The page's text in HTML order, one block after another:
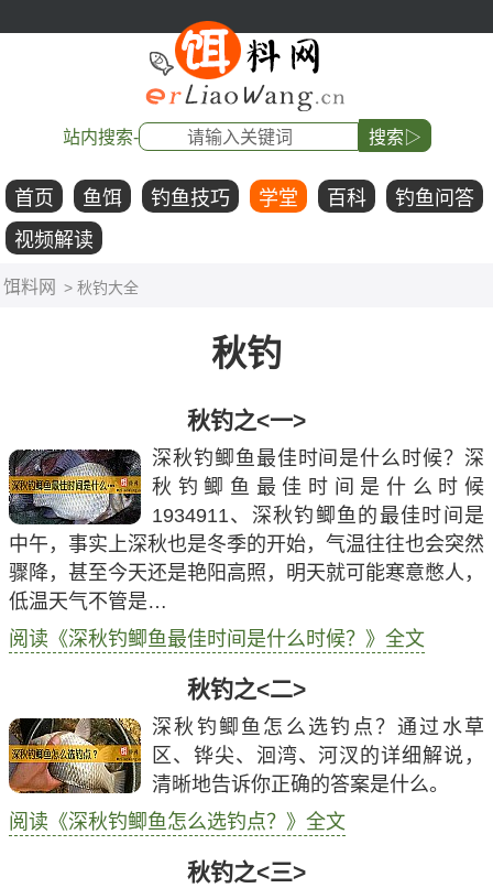
站内搜索- 搜索▷
首页 鱼饵 钓鱼技巧 学堂 百科
钓鱼问答
视频解读
饵料网 > 秋钓大全
秋钓
秋钓之<一>
深秋钓鲫鱼最佳时间是什么时候？深
秋钓鲫鱼最佳时间是什么时候
1934911、深秋钓鲫鱼的最佳时间是
中午，事实上深秋也是冬季的开始，气温往往也会突然
骤降，甚至今天还是艳阳高照，明天就可能寒意憋人，
低温天气不管是…
阅读《深秋钓鲫鱼最佳时间是什么时候？》全文
秋钓之<二>
深秋钓鲫鱼怎么选钓点？通过水草
区、铧尖、洄湾、河汊的详细解说，
清晰地告诉你正确的答案是什么。
阅读《深秋钓鲫鱼怎么选钓点？》全文
秋钓之<三>